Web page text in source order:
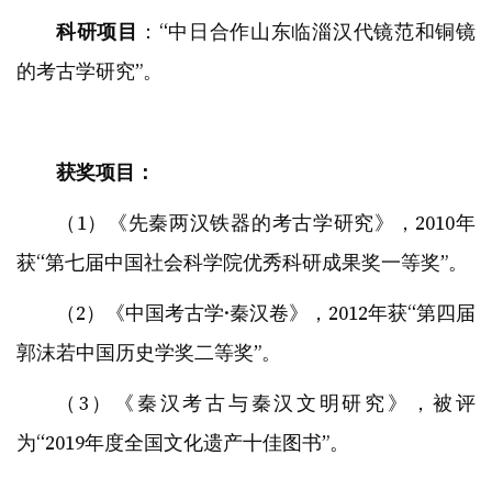
科研项目 ：“中日合作山东临淄汉代镜范和铜镜
的考古学研究”。
获奖项目：
（1）《先秦两汉铁器的考古学研究》，2010年
获“第七届中国社会科学院优秀科研成果奖一等奖”。
（2）《中国考古学·秦汉卷》，2012年获“第四届
郭沫若中国历史学奖二等奖”。
（3）《秦汉考古与秦汉文明研究》，被评
为“2019年度全国文化遗产十佳图书”。